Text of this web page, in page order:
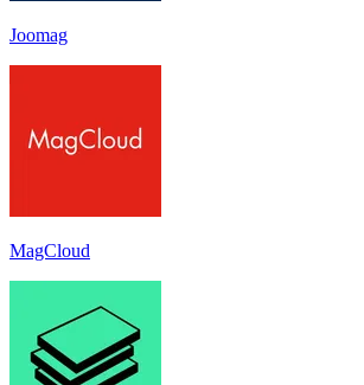
Joomag
MagCloud